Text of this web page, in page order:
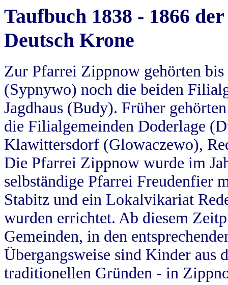
Taufbuch 1838 - 1866
Deutsch Krone
Zur Pfarrei Zippnow gehörten
(Sypnywo) noch die beiden
Jagdhaus (Budy). Früher
die Filialgemeinden Doderlage
Klawittersdorf (Glowaczewo),
Die Pfarrei Zippnow wurde im
selbständige Pfarrei Freudenfier
Stabitz und ein Lokalvikariat
wurden errichtet. Ab diesem
Gemeinden, in den
Übergangsweise sind Kinder aus
traditionellen Gründen - in